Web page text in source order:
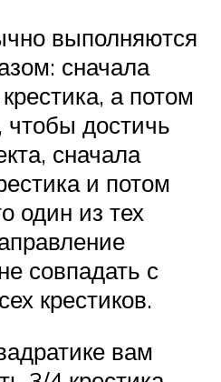
выполняются
сначала
а потом
чтобы достичь
сначала
и потом
один из тех
совпадать с
крестиков.
вам